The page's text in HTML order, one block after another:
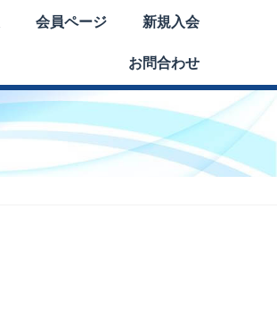
会員ページ 新規入会
お問合わせ